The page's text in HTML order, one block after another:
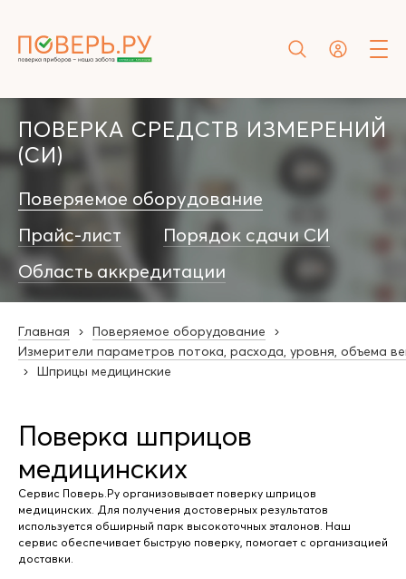
ПОВЕРКА СРЕДСТВ ИЗМЕРЕНИЙ
(СИ)
Поверяемое оборудование
Прайс-лист
Порядок сдачи СИ
Область аккредитации
Главная
Поверяемое оборудование
Измерители параметров потока, расхода, уровня, объема
Шприцы медицинские
Поверка шприцов
медицинских
Сервис Поверь.Ру организовывает поверку шприцов
медицинских. Для получения достоверных результатов
используется обширный парк высокоточных эталонов. Наш
сервис обеспечивает быструю поверку, помогает с организацией
доставки.